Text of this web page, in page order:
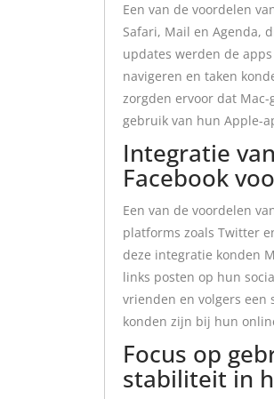
Een van de voordelen
Safari, Mail en Agenda,
updates werden de
navigeren en taken
zorgden ervoor dat
gebruik van hun Apple-
Integratie
Facebook
Een van de voordelen
platforms zoals Twitter
deze integratie konden
links posten op hun
vrienden en volgers een
konden zijn bij hun
Focus op
stabiliteit in